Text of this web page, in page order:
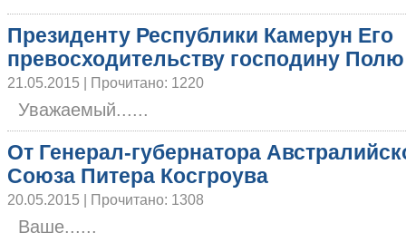
Президенту Республики Камерун Его
превосходительству господину
21.05.2015 | Прочитано: 1220
Уважаемый......
От Генерал-губернатора
Союза Питера Косгроува
20.05.2015 | Прочитано: 1308
Ваше......